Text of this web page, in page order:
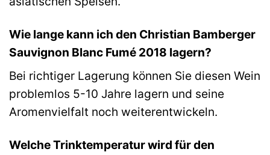
Wie lange kann ich den Christian Bamberger
Sauvignon Blanc Fumé 2018 lagern?
Bei richtiger Lagerung können Sie diesen Wein
problemlos 5-10 Jahre lagern und seine
Aromenvielfalt noch weiterentwickeln.
Welche Trinktemperatur wird für den